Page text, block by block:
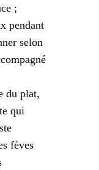
;
pendant
selon
du plat,
qui
fèves